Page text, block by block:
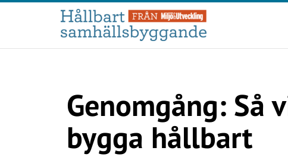
Genomgång: Så
bygga hållbart